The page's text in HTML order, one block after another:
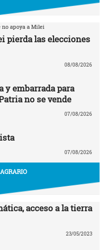
apoya a Milei
pierda las elecciones
08/08/2026
y embarrada para
no se vende
07/08/2026
07/08/2026
acceso a la tierra
23/05/2023